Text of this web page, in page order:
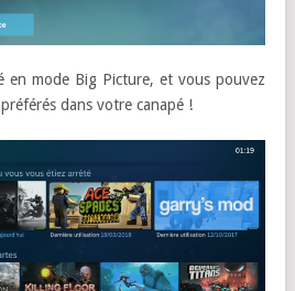
en mode Big Picture, et vous pouvez
dans votre canapé !